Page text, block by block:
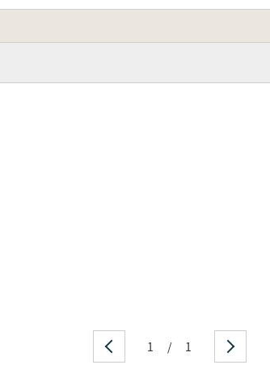
について 河内野帳からの遺跡紹介
1 / 1